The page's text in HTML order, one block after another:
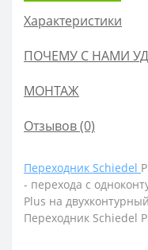
Характеристики
ПОЧЕМУ С НАМИ
МОНТАЖ
Отзывов (0)
Переходник Schiedel
- перехода с
Plus на
Переходник Schiedel